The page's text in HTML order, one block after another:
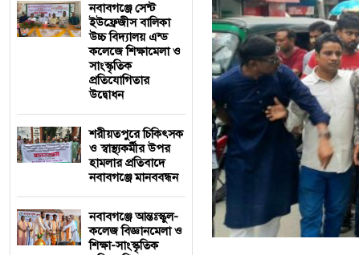
নবাবগঞ্জে সেন্ট
ইউফ্রেজীস বালিকা
উচ্চ বিদ্যালয় এন্ড
কলেজে শিক্ষামেলা ও
সাংস্কৃতিক
প্রতিযোগিতার
উদ্বোধন
শরীয়তপুরে চিকিৎসক
ও স্বাস্থ্যকর্মীর উপর
হামলার প্রতিবাদে
নবাবগঞ্জে মানববন্ধন
নবাবগঞ্জে আন্তঃস্কুল-
কলেজ বিজ্ঞানমেলা ও
শিক্ষা-সাংস্কৃতিক